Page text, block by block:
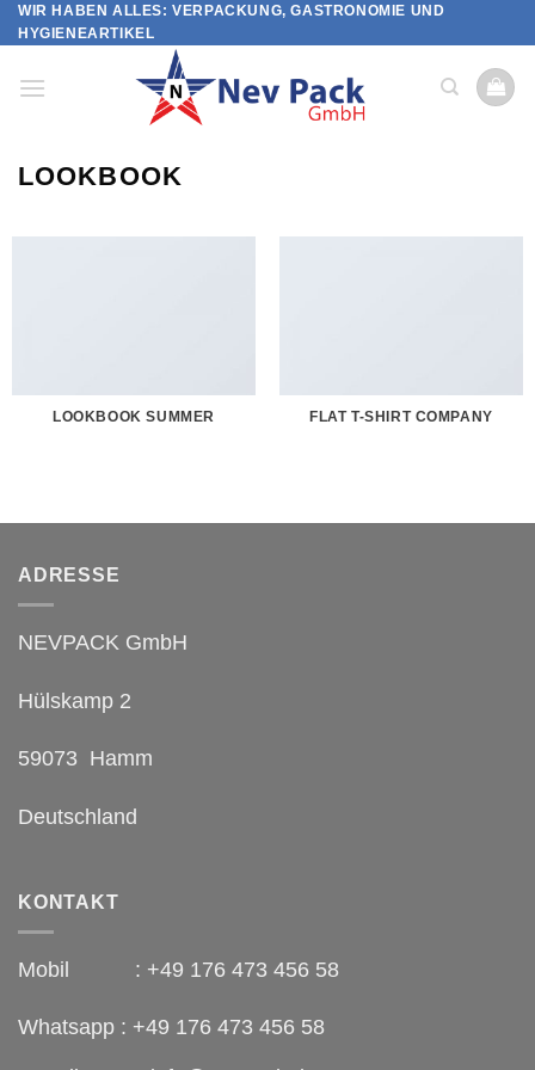
Skip
to
WIR HABEN ALLES: VERPACKUNG, GASTRONOMIE UND
HYGIENEARTIKEL
LOOKBOOK
LOOKBOOK SUMMER FLAT T-SHIRT COMPANY
ADRESSE
NEVPACK GmbH
Hülskamp 2
59073 Hamm
Deutschland
KONTAKT
Mobil : +49 176 473 456 58
Whatsapp : +49 176 473 456 58